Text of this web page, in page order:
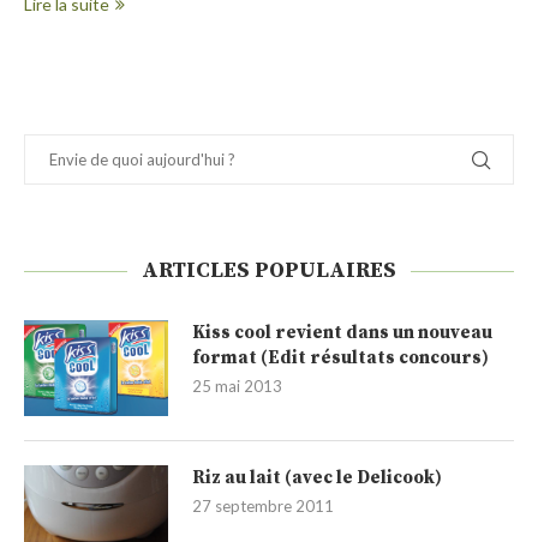
Lire la suite
ARTICLES POPULAIRES
Kiss cool revient dans un nouveau
format (Edit résultats concours)
25 mai 2013
Riz au lait (avec le Delicook)
27 septembre 2011